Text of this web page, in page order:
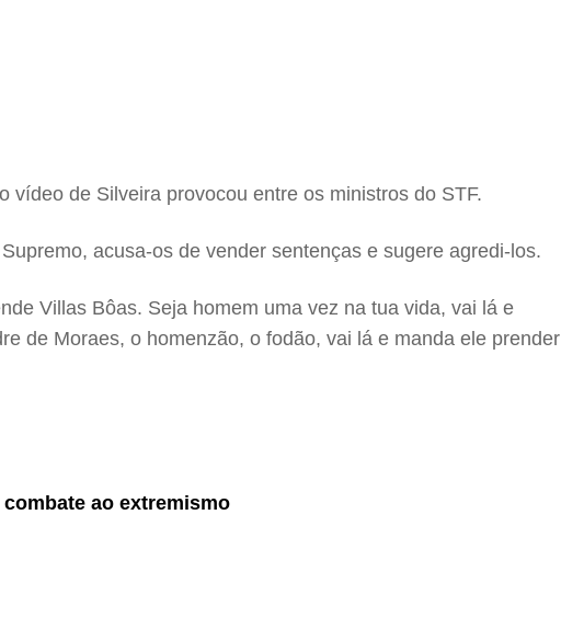
de Silveira provocou entre os ministros do STF.
acusa-os de vender sentenças e sugere agredi-los.
Villas Bôas. Seja homem uma vez na tua vida, vai lá e
de Moraes, o homenzão, o fodão, vai lá e manda ele prender
ao extremismo